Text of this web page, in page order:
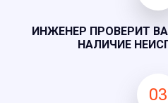
ИНЖЕНЕР ПРОВЕРИТ
НАЛИЧИЕ
03